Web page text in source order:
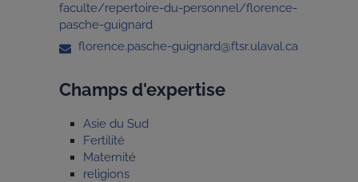
faculte/repertoire-du-personnel/florence-
pasche-guignard
florence.pasche-guignard@ftsr.ulaval.ca
Champs d'expertise
Asie du Sud
Fertilité
Maternité
religions